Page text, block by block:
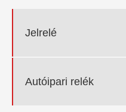
Jelrelé
Autóipari relék